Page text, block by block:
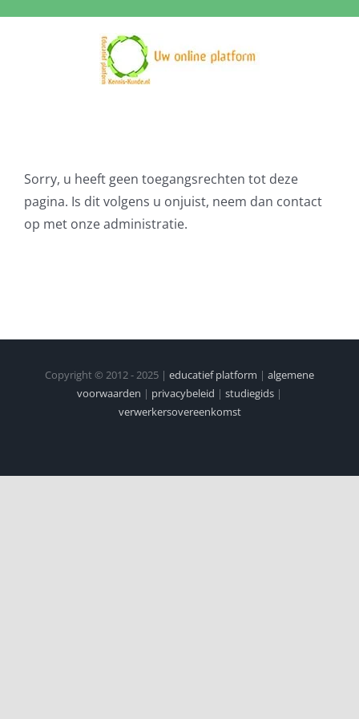
Sorry, u heeft geen toegangsrechten tot deze
pagina. Is dit volgens u onjuist, neem dan contact
op met onze administratie.
Copyright © 2012 - 2025 | educatief platform | algemene
voorwaarden | privacybeleid | studiegids |
verwerkersovereenkomst